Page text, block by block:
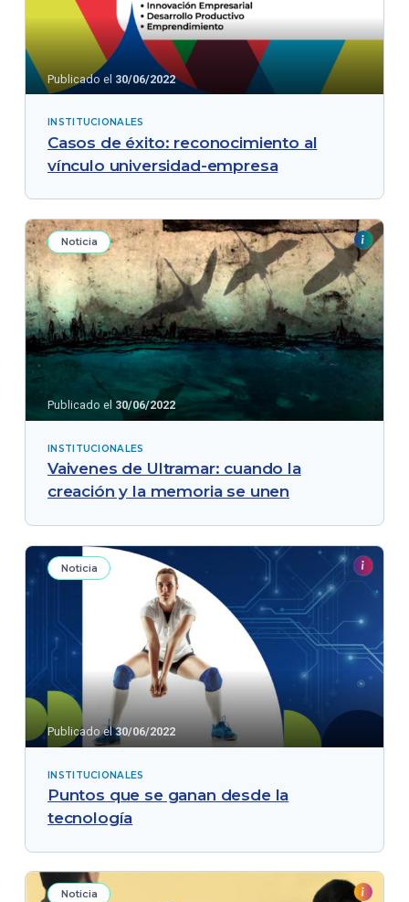
Publicado el 30/06/2022
INSTITUCIONALES
Casos de éxito: reconocimiento al
vínculo universidad-empresa
Noticia
Publicado el30/06/2022
INSTITUCIONALES
Vaivenes de Ultramar: cuando la
creación y la memoria se unen
Noticia
Publicado el30/06/2022
INSTITUCIONALES
Puntos que se ganan desde la
tecnología
Noticia